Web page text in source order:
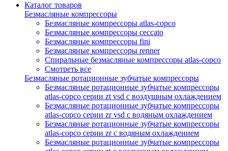
Каталог товаров
Безмасляные компрессоры
Безмасляные компрессоры atlas-copco
Безмасляные компрессоры ceccato
Безмасляные компрессоры fini
Безмасляные компрессоры renner
Спиральные безмасляные компрессоры atlas-copco
Смотреть все
Безмасляные ротационные зубчатые компрессоры
Безмасляные ротационные зубчатые компрессоры
atlas-copco серии zt vsd с воздушным охлаждением
Безмасляные ротационные зубчатые компрессоры
atlas-copco серии zr vsd с водяным охлаждением
Безмасляные ротационные зубчатые компрессоры
atlas-copco серии zr с водяным охлаждением
Безмасляные ротационные зубчатые компрессоры